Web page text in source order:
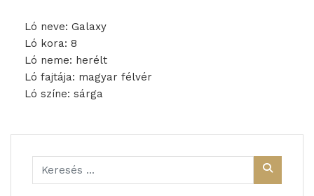
Ló neve: Galaxy
Ló kora: 8
Ló neme: herélt
Ló fajtája: magyar félvér
Ló színe: sárga